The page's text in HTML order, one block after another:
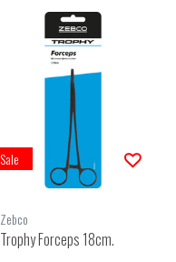
Sale
Zebco
Trophy Forceps 18cm.